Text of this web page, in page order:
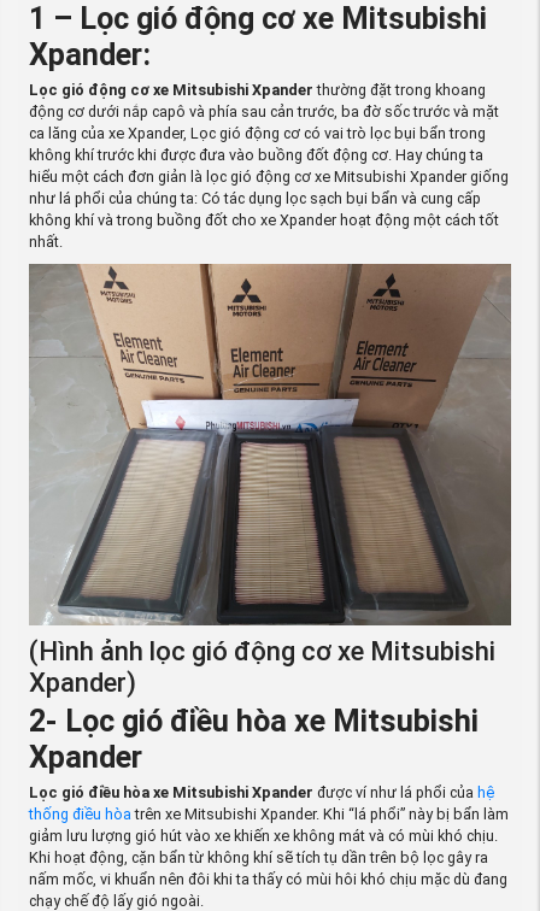
1 – Lọc gió động cơ xe Mitsubishi
Xpander:
Lọc gió động cơ xe Mitsubishi Xpanderthường đặt trong khoang
động cơ dưới nắp capô và phía sau cản trước, ba đờ sốc trước và mặt
ca lăng của xe Xpander, Lọc gió động cơ có vai trò lọc bụi bẩn trong
không khí trước khi được đưa vào buồng đốt động cơ. Hay chúng ta
hiểu một cách đơn giản là lọc gió động cơ xe Mitsubishi Xpander giống
như lá phổi của chúng ta: Có tác dụng lọc sạch bụi bẩn và cung cấp
không khí và trong buồng đốt cho xe Xpander hoạt động một cách tốt
nhất.
(Hình ảnh lọc gió động cơ xe Mitsubishi
Xpander)
2- Lọc gió điều hòa xe Mitsubishi
Xpander
Lọc gió điều hòa xe Mitsubishi Xpander được ví như lá phổi của hệ
thống điều hòa trên xe Mitsubishi Xpander. Khi “lá phổi” này bị bẩn làm
giảm lưu lượng gió hút vào xe khiến xe không mát và có mùi khó chịu.
Khi hoạt động, cặn bẩn từ không khí sẽ tích tụ dần trên bộ lọc gây ra
nấm mốc, vi khuẩn nên đôi khi ta thấy có mùi hôi khó chịu mặc dù đang
chạy chế độ lấy gió ngoài.